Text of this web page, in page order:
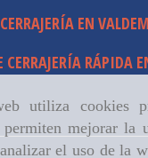
utiliza cookies
permiten mejorar la
el uso de la
EN
CERRAJERÍA RÁPIDA